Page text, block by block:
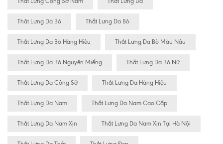
Thăt Lưng Da Bò Thắt Lưng Da Bò
Thắt Lưng Da Bò Hàng Hiêu Thắt Lưng Da Bò Màu Nâu
Thắt Lưng Da Bò Nguyên Miếng Thắt Lưng Da Bò Nữ
Thắt Lưng Da Công Sở Thắt Lưng Da Hàng Hiệu
Thắt Lưng Da Nam Thắt Lưng Da Nam Cao Cấp
Thắt Lưng Da Nam Xịn Thắt Lưng Da Nam Xịn Tại Hà Nội